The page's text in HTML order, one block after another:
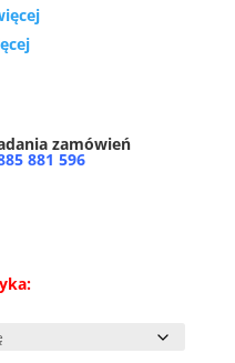
zamówień
881 596